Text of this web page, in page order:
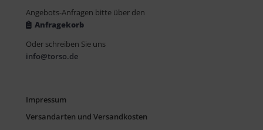
Angebots-Anfragen bitte über den
Anfragekorb
Oder schreiben Sie uns
info@torso.de
Impressum
Versandarten und Versandkosten